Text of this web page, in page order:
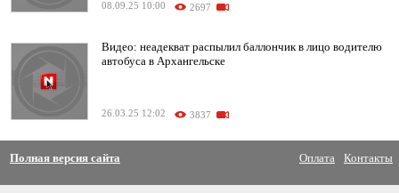
08.09.25 10:00 2697
Видео: неадекват распылил баллончик в лицо водителю
автобуса в Архангельске
26.03.25 12:02 3837
Полная версия сайта Оплата Контакты